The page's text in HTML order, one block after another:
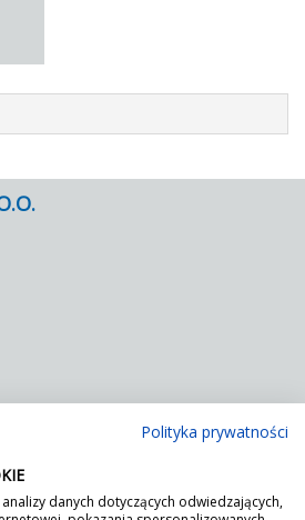
Polityka prywatności
danych dotyczących odwiedzających,